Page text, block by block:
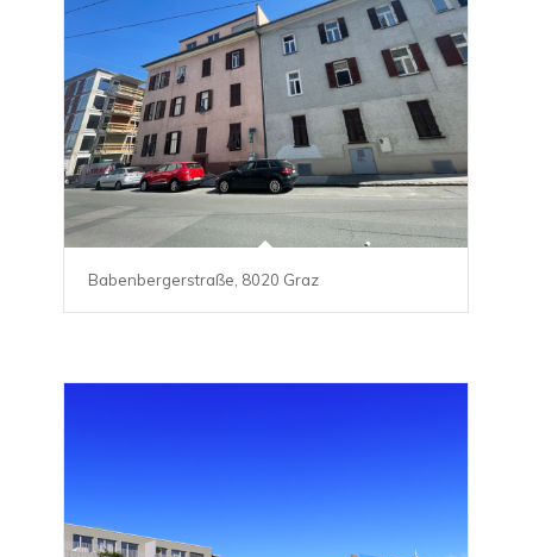
Babenbergerstraße, 8020 Graz